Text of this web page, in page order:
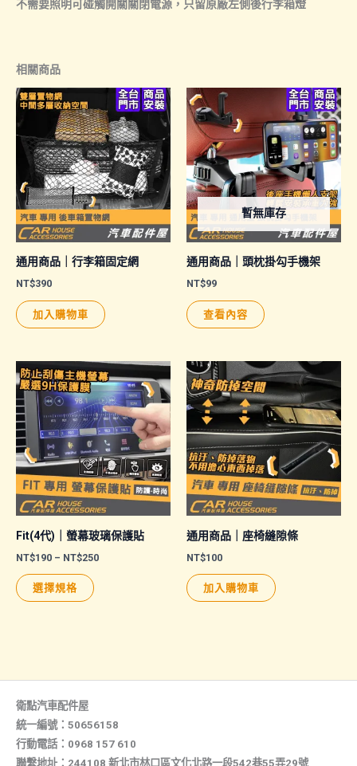
不需要照明可碰觸開關關閉電源，只留原廠左側後行李箱燈
相關商品
通用商品｜行李箱固定網
NT$390
加入購物車
暫無庫存
通用商品｜頭枕掛勾手機架
NT$99
查看內容
Fit(4代)｜螢幕玻璃保護貼
NT$190 – NT$250價
選擇規格
種
式。
可
通用商品｜座椅縫隙條
NT$100
加入購物車
衛點汽車配件屋
統一編號：50656158
行動電話：0968 157 610
聯繫地址：244108 新北市林口區文化北路一段542巷55弄29號